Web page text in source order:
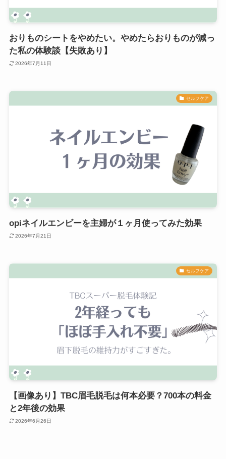
おりものシートをやめたい。やめたらおりものが減っ
た私の体験談【失敗あり】
2026年7月11日
セルフケア
opiネイルエンビーを主婦が１ヶ月使ってみた効果
2026年7月21日
セルフケア
【画像あり】TBC眉毛脱毛は何本必要？700本の料金
と2年後の効果
2026年6月26日